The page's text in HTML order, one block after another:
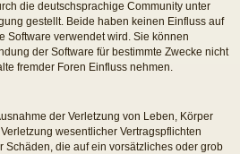
die deutschsprachige Community unter
gestellt. Beide haben keinen Einfluss auf
Software verwendet wird. Sie können
der Software für bestimmte Zwecke nicht
fremder Foren Einfluss nehmen.
der Verletzung von Leben, Körper
wesentlicher Vertragspflichten
Schäden, die auf ein vorsätzliches oder grob